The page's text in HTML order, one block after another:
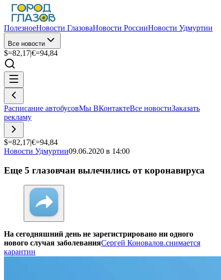
ПолезноеНовости ГлазоваНовости РоссииНовости Удмуртии
Все новости
$=82,17|€=94,84
Расписание автобусовМы ВКонтактеВсе новостиЗаказать
рекламу
$=82,17|€=94,84
Новости Удмуртии09.06.2020 в 14:00
Еще 5 глазовчан вылечились от коронавируса
На сегодняшний день не зарегистрировано ни одного
нового случая заболеванияСергей Коновалов.снимается
карантин